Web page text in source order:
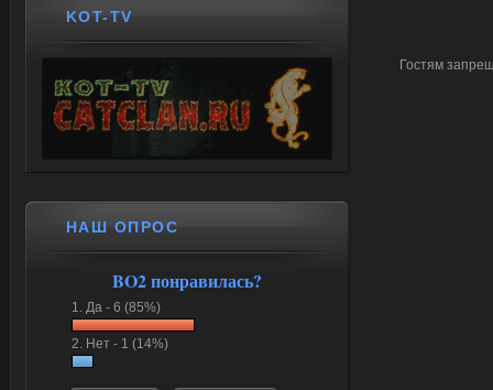
Гостям
KOT-TV
НАШ ОПРОС
BO2 понравилась?
1. Да - 6 (85%)
2. Нет - 1 (14%)